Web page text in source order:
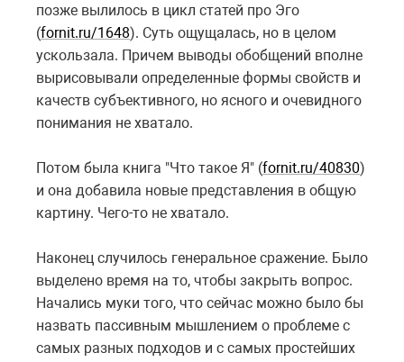
позже вылилось в цикл статей про Эго
(fornit.ru/1648). Суть ощущалась, но в целом
ускользала. Причем выводы обобщений вполне
вырисовывали определенные формы свойств и
качеств субъективного, но ясного и очевидного
понимания не хватало.
Потом была книга "Что такое Я" (fornit.ru/40830)
и она добавила новые представления в общую
картину. Чего-то не хватало.
Наконец случилось генеральное сражение. Было
выделено время на то, чтобы закрыть вопрос.
Начались муки того, что сейчас можно было бы
назвать пассивным мышлением о проблеме с
самых разных подходов и с самых простейших